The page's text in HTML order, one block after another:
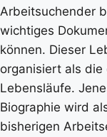
Arbeitsuchender
wichtiges
können. Dieser
organisiert als die
Lebensläufe.
Biographie wird
bisherigen